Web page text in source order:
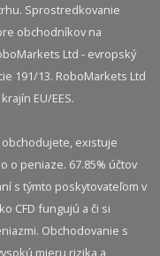
Sprostredkovanie
obchodníkov na
Ltd - evropský
191/13. RoboMarkets Ltd
EU/EES.
obchodujete, existuje
o peniaze. 67.85% účtov
s týmto poskytovateľom v
CFD fungujú a či si
Obchodovanie s
mieru rizika a